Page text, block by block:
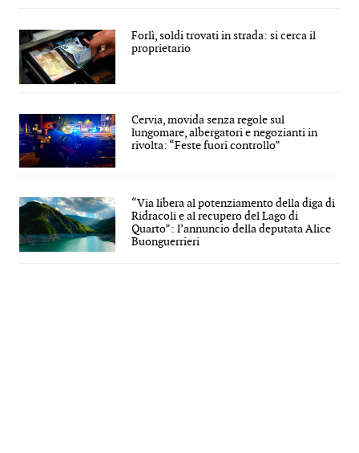
Forlì, soldi trovati in strada: si cerca il
proprietario
Cervia, movida senza regole sul
lungomare, albergatori e negozianti in
rivolta: “Feste fuori controllo”
“Via libera al potenziamento della diga di
Ridracoli e al recupero del Lago di
Quarto”: l’annuncio della deputata Alice
Buonguerrieri